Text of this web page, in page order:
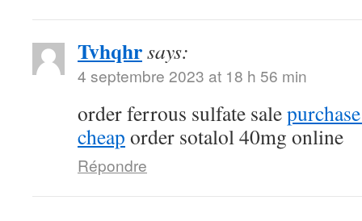
Tvhqhrsays:
4 septembre 2023 at 18 h 56 min
order ferrous sulfate sale
cheap order sotalol 40mg online
Répondre